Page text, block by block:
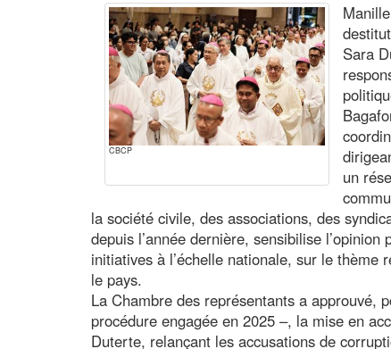
CBCP
Sara
un
la société civile, des associations, des
depuis l’année dernière, sensibilise
initiatives à l’échelle nationale, sur le
le pays.
La Chambre des représentants a approuvé,
procédure engagée en 2025 –, la mise en
Duterte, relançant les accusations de